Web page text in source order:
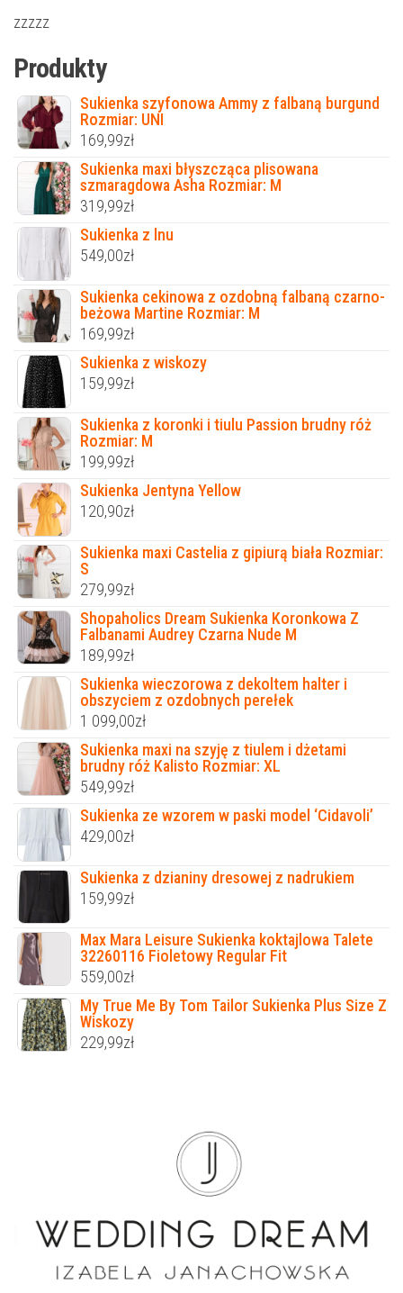
zzzzz
Produkty
Sukienka szyfonowa Ammy z falbaną burgund
Rozmiar: UNI
169,99zł
Sukienka maxi błyszcząca plisowana
szmaragdowa Asha Rozmiar: M
319,99zł
Sukienka z lnu
549,00zł
Sukienka cekinowa z ozdobną falbaną czarno-
beżowa Martine Rozmiar: M
169,99zł
Sukienka z wiskozy
159,99zł
Sukienka z koronki i tiulu Passion brudny róż
Rozmiar: M
199,99zł
Sukienka Jentyna Yellow
120,90zł
Sukienka maxi Castelia z gipiurą biała Rozmiar:
S
279,99zł
Shopaholics Dream Sukienka Koronkowa Z
Falbanami Audrey Czarna Nude M
189,99zł
Sukienka wieczorowa z dekoltem halter i
obszyciem z ozdobnych perełek
1 099,00zł
Sukienka maxi na szyję z tiulem i dżetami
brudny róż Kalisto Rozmiar: XL
549,99zł
Sukienka ze wzorem w paski model ‘Cidavoli’
429,00zł
Sukienka z dzianiny dresowej z nadrukiem
159,99zł
Max Mara Leisure Sukienka koktajlowa Talete
32260116 Fioletowy Regular Fit
559,00zł
My True Me By Tom Tailor Sukienka Plus Size Z
Wiskozy
229,99zł